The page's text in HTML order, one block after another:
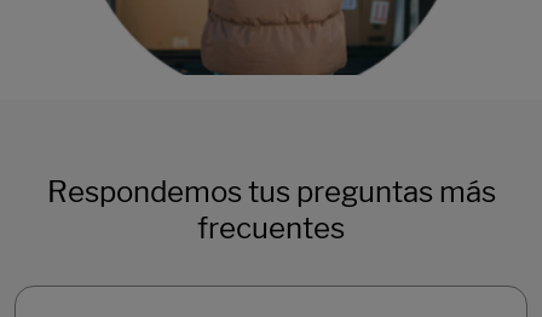
Respondemos tus preguntas más
frecuentes